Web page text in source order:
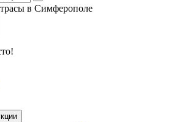
в Симферополе